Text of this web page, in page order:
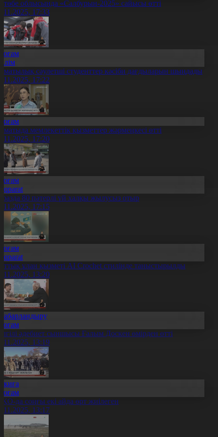
облысында «Салбурын-2025» сайысы өтті
17:33
сәулетші студенттер кәсіби дағдыларын шыңдады
17:22
мемлекеттік қызметтер жәрмеңкесі өтті
17:20
80 пәтерлі үй халқы жылусыз отыр
17:15
ұлан қызметі AI Сrochet стилінде таныстырылды
13:20
әдебиет сыншысы Ғалым Доскен өмірден өтті
13:19
да соңғы екі айда өрт жиілеген
13:17